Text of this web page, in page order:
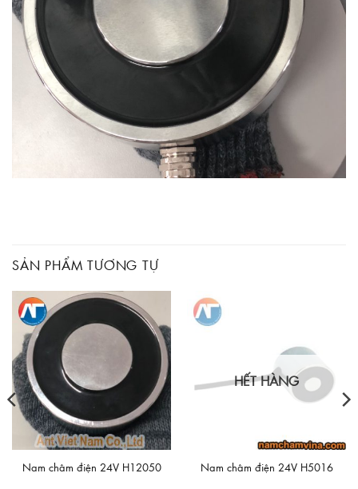
SẢN PHẨM TƯƠNG TỰ
Nam châm điện 24V H12050
HẾT HÀNG
Nam châm điện 24V H5016